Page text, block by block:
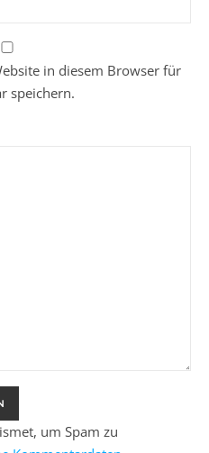
in diesem Browser für
speichern.
um Spam zu